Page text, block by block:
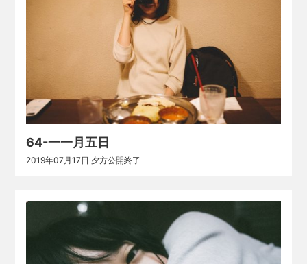
64-一一月五日
2019年07月17日 夕方公開終了